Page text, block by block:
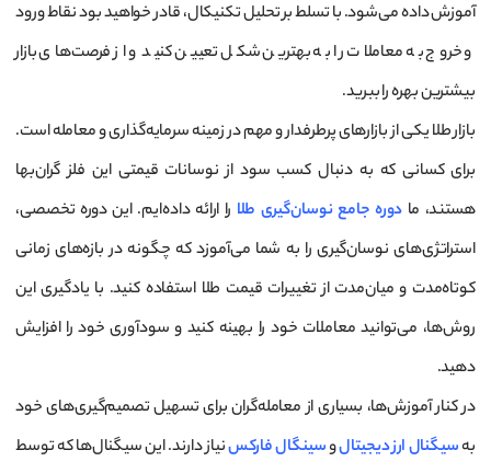
آموزش داده می‌شود. با تسلط بر تحلیل تکنیکال، قادر خواهید بود نقاط ورود
و خروج به معاملات را به بهترین شکل تعیین کنید و از فرصت‌های بازار
بیشترین بهره را ببرید.
بازار طلا یکی از بازارهای پرطرفدار و مهم در زمینه سرمایه‌گذاری و معامله است.
برای کسانی که به دنبال کسب سود از نوسانات قیمتی این فلز گران‌بها
هستند، ما دوره جامع نوسان‌گیری طلا را ارائه داده‌ایم. این دوره تخصصی،
استراتژی‌های نوسان‌گیری را به شما می‌آموزد که چگونه در بازه‌های زمانی
کوتاه‌مدت و میان‌مدت از تغییرات قیمت طلا استفاده کنید. با یادگیری این
روش‌ها، می‌توانید معاملات خود را بهینه کنید و سودآوری خود را افزایش
دهید.
در کنار آموزش‌ها، بسیاری از معامله‌گران برای تسهیل تصمیم‌گیری‌های خود
بهسیگنال ارز دیجیتالوسینگال فارکسنیاز دارند. این سیگنال‌ها که توسط